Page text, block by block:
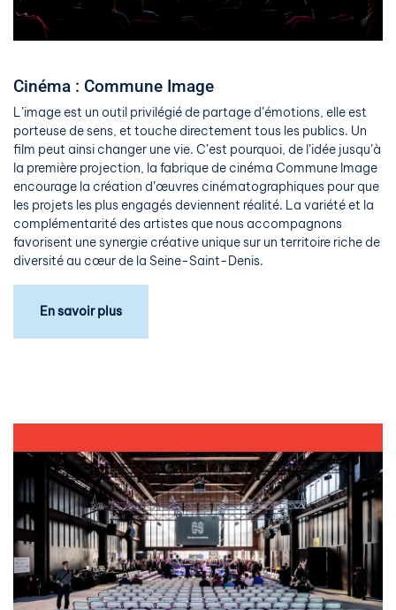
Cinéma : Commune Image
L’image est un outil privilégié de partage d’émotions, elle est
porteuse de sens, et touche directement tous les publics. Un
film peut ainsi changer une vie. C’est pourquoi, de l’idée jusqu’à
la première projection, la fabrique de cinéma Commune Image
encourage la création d’œuvres cinématographiques pour que
les projets les plus engagés deviennent réalité. La variété et la
complémentarité des artistes que nous accompagnons
favorisent une synergie créative unique sur un territoire riche de
diversité au cœur de la Seine-Saint-Denis.
En savoir plus